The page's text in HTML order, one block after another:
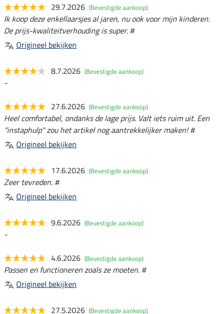
29.7.2026 (Bevestigde aankoop)
Ik koop deze enkellaarsjes al jaren, nu ook voor mijn kinderen.
De prijs-kwaliteitverhouding is super. #
Origineel bekijken
8.7.2026 (Bevestigde aankoop)
-
27.6.2026 (Bevestigde aankoop)
Heel comfortabel, ondanks de lage prijs. Valt iets ruim uit. Een
"instaphulp" zou het artikel nog aantrekkelijker maken! #
Origineel bekijken
17.6.2026 (Bevestigde aankoop)
Zeer tevreden. #
Origineel bekijken
9.6.2026 (Bevestigde aankoop)
-
4.6.2026 (Bevestigde aankoop)
Passen en functioneren zoals ze moeten. #
Origineel bekijken
27.5.2026 (Bevestigde aankoop)